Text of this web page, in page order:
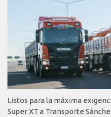
Listos para la máxima
Super XT a Transporte